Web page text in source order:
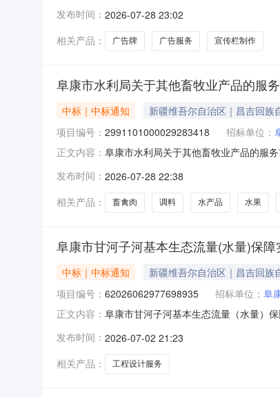
况：七、其它事项：详见附件中的合同
发布时间： 2026-07-28 23:02
相关产品：
广告牌 广告服务 宣传栏制作
阜康市水利局关于其他畜牧业产品的服
中标｜中标通知 新疆维吾尔自治区｜昌吉回族
项目编号： 2991101000029283418 招标单位：
正文内容： 阜康市水利局关于其他畜牧业产品的服
码:652302项目所在行政区划名称:新疆
发布时间： 2026-07-28 22:38
相关产品：
畜禽肉 调料 水产品 水果
阜康市甘河子河基本生态流量(水量)保
中标｜中标通知 新疆维吾尔自治区｜昌吉回族
项目编号： 62026062977698935 招标单位： 阜
正文内容： 阜康市甘河子河基本生态流量（水量）
康市报价起止时间：2026-06-2919:42-
发布时间： 2026-07-02 21:23
相关产品：
工程设计服务